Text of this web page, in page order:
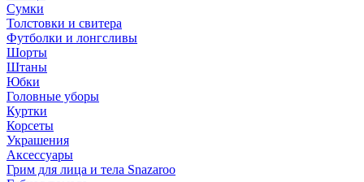
Сумки
Толстовки и свитера
Футболки и лонгсливы
Шорты
Штаны
Юбки
Головные уборы
Куртки
Корсеты
Украшения
Аксессуары
Грим для лица и тела Snazaroo